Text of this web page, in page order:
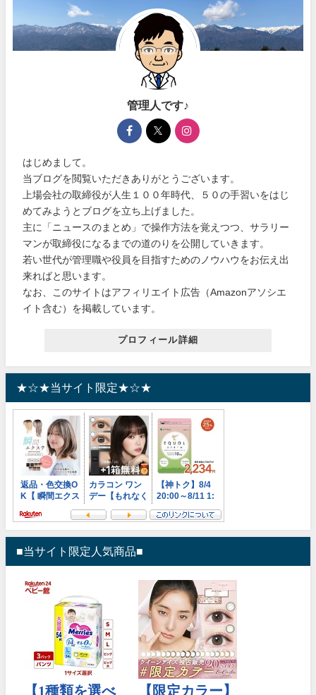
管理人です♪
はじめまして。
当ブログを閲覧いただきありがとうございます。
上場会社の取締役が人生１００年時代、５０の手習いをはじ
めてみようとブログを立ち上げました。
主に「ニュースのまとめ」で操作方法を覚えつつ、サラリー
マンが取締役になるまでの道のりを公開していきます。
若い世代が管理職や役員を目指すためのノウハウをお伝え出
来ればと思います。
なお、このサイトはアフィリエイト広告（Amazonアソシエ
イト含む）を掲載しています。
プロフィール詳細
★☆★当サイト限定★☆★
■当サイト限定人気商品■